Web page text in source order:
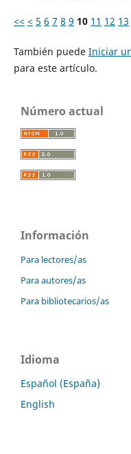
<< < 5 6 7 8 9 10 11 12 13
También puede Iniciar
para este artículo.
Número actual
Información
Para lectores/as
Para autores/as
Para bibliotecarios/as
Idioma
Español (España)
English